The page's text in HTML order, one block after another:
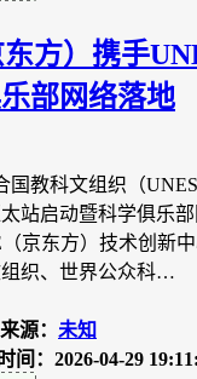
方）携手
部网络落地
国教科文组织（
站启动暨科学俱乐
京东方）技术创新
织、世界公众科…
来源： 未知
时间：2026-04-29